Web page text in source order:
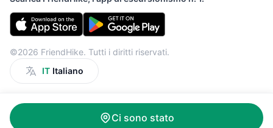
Ci sono stato
©2026 FriendHike. Tutti i diritti riservati.
IT Italiano